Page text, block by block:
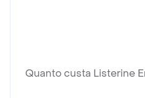
Quanto custa Listerine